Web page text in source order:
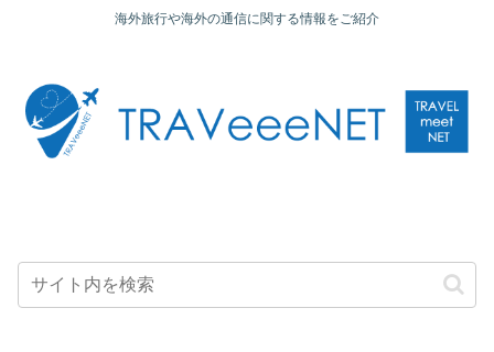
海外旅行や海外の通信に関する情報をご紹介